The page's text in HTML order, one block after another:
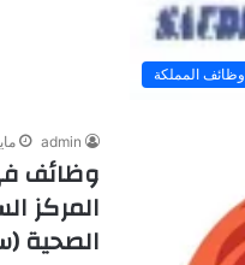
وظائف المملكة
admin مايو
وظائف
المركز
الصحية